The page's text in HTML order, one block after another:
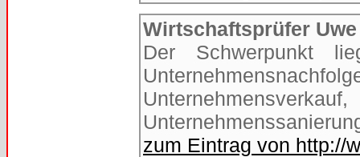
Wirtschaftsprüfer
Der Schwerpunkt
zum Eintrag von http://